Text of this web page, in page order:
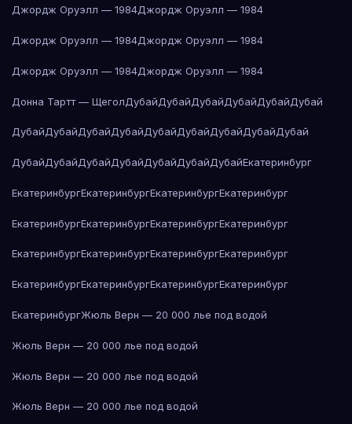
Джордж Оруэлл — 1984Джордж Оруэлл — 1984
Джордж Оруэлл — 1984Джордж Оруэлл — 1984
Джордж Оруэлл — 1984Джордж Оруэлл — 1984
Донна Тартт — ЩеголДубайДубайДубайДубайДубайДубай
ДубайДубайДубайДубайДубайДубайДубайДубайДубай
ДубайДубайДубайДубайДубайДубайДубайЕкатеринбург
ЕкатеринбургЕкатеринбургЕкатеринбургЕкатеринбург
ЕкатеринбургЕкатеринбургЕкатеринбургЕкатеринбург
ЕкатеринбургЕкатеринбургЕкатеринбургЕкатеринбург
ЕкатеринбургЕкатеринбургЕкатеринбургЕкатеринбург
ЕкатеринбургЖюль Верн — 20 000 лье под водой
Жюль Верн — 20 000 лье под водой
Жюль Верн — 20 000 лье под водой
Жюль Верн — 20 000 лье под водой